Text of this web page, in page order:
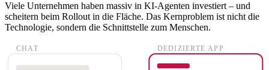
Viele Unternehmen haben massiv in KI-Agenten investiert – und
scheitern beim Rollout in die Fläche. Das Kernproblem ist nicht die
Technologie, sondern die Schnittstelle zum Menschen.
CHAT DEDIZIERTE APP